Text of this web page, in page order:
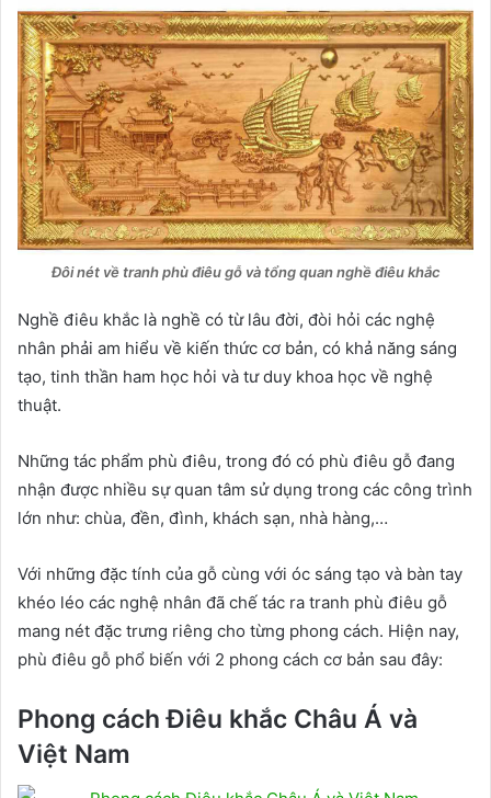
Đôi nét về tranh phù điêu gỗ và tổng quan nghề điêu khắc
Nghề điêu khắc là nghề có từ lâu đời, đòi hỏi các nghệ
nhân phải am hiểu về kiến thức cơ bản, có khả năng sáng
tạo, tinh thần ham học hỏi và tư duy khoa học về nghệ
thuật.
Những tác phẩm phù điêu, trong đó có phù điêu gỗ đang
nhận được nhiều sự quan tâm sử dụng trong các công trình
lớn như: chùa, đền, đình, khách sạn, nhà hàng,…
Với những đặc tính của gỗ cùng với óc sáng tạo và bàn tay
khéo léo các nghệ nhân đã chế tác ra tranh phù điêu gỗ
mang nét đặc trưng riêng cho từng phong cách. Hiện nay,
phù điêu gỗ phổ biến với 2 phong cách cơ bản sau đây:
Phong cách Điêu khắc Châu Á và
Việt Nam